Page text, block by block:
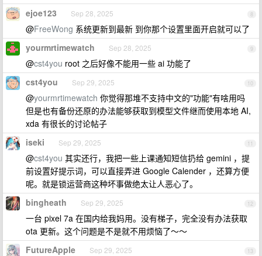
8
ejoe123 Sep 28, 2025
@FreeWong 系统更新到最新 到你那个设置里面开启就可以了
9
yourmrtimewatch Sep 28, 2025
@cst4you root 之后好像不能用一些 ai 功能了
10
cst4you Sep 29, 2025
@yourmrtimewatch 你觉得那堆不支持中文的"功能"有啥用吗
但是也有备份还原的办法能够获取到模型文件继而使用本地 AI,
xda 有很长的讨论帖子
11
iseki Sep 29, 2025
@cst4you 其实还行，我把一些上课通知短信扔给 gemini ，提
前设置好提示词，可以直接弄进 Google Calender ，还算方便
呢。就是锁运营商这种坏事做绝太让人恶心了。
12
bingheath Sep 29, 2025
一台 pixel 7a 在国内给我妈用。没有梯子，完全没有办法获取
ota 更新。这个问题是不是就不用烦恼了～～
13
FutureApple Sep 29, 2025